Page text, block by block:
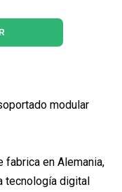
modular
fabrica en Alemania,
tecnología digital